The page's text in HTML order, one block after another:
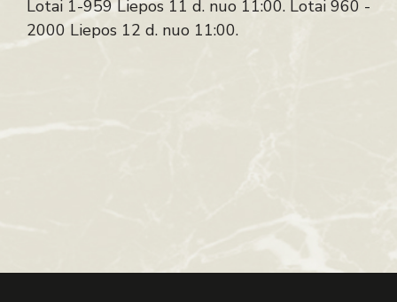
Lotai 1-959 Liepos 11 d. nuo 11:00. Lotai 960 -
2000 Liepos 12 d. nuo 11:00.